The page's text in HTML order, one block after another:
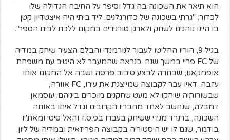
הוא תיאר את השכונה בה גדל וסיפר על החיבה הגדולה שלו
לכדור: "גרתי בשכונה של כדורגלנים. ליד ביתי היה איצטדיון קטן
בו היינו נוהגים לשחק ולארגן טורנירים במקום ללכת לבית הספר".
בגיל 9, הוריו החליטו לעבור לנורמנדי והבלם הצעיר שיחק במדיה
של FC פריי במשך שנה. כנראה שהמעבר לא היטיב עם משפחת
אופמקאנו, שבחרה לבצע סיבוב פרסה ושבה אל המקום אותו
עזבה. דאיו עבר לקבוצה שמייצגת את עירו, FC אוורה,
שבשורותיה שיחקו לא מעט שחקנים מוכרים ביניהם: עוסמאן
דמבלה, שנחשב לאחד מחבריו הקרובים וגדל איתו באותה
השכונה, ברנרד מנדי ששיחק בעברו בפ.ס.ז והאל סיטי ומאת'יו
בודמר, שגם לו יש היסטוריה בקבוצה הפריזאית ובמדיה של ליון.